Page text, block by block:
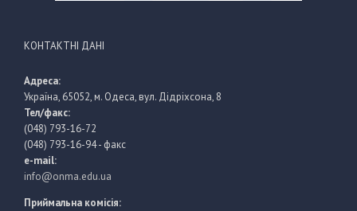
КОНТАКТНІ ДАНІ
Адреса:
Україна, 65052, м. Одеса, вул. Дідріхсона, 8
Тел/факс:
(048) 793-16-72
(048) 793-16-94 - факс
e-mail:
info@onma.edu.ua
Приймальна комісія: